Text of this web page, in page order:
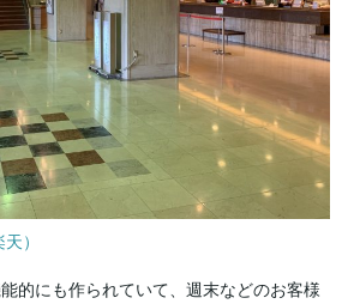
）
的にも作られていて、週末などのお客様